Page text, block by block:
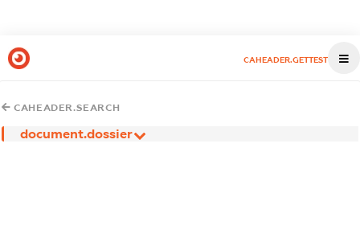
CAHEADER.GETTEST
CAHEADER.SEARCH
document.dossier